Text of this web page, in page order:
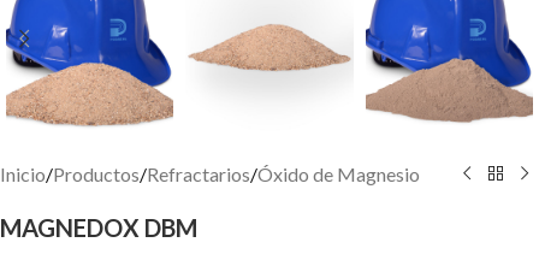
Inicio/Productos/Refractarios/Óxido de Magnesio
MAGNEDOX DBM